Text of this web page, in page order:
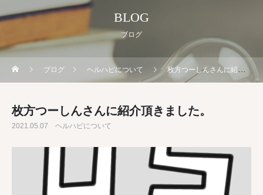
BLOG
ブログ
ブログ ヘルハピについて 枚方つーしんさんに紹介頂きました。
枚方つーしんさんに紹介頂きました。
2021.05.07 ヘルハピについて